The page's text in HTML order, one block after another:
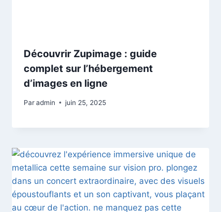
Découvrir Zupimage : guide
complet sur l’hébergement
d’images en ligne
Paradmin juin 25, 2025